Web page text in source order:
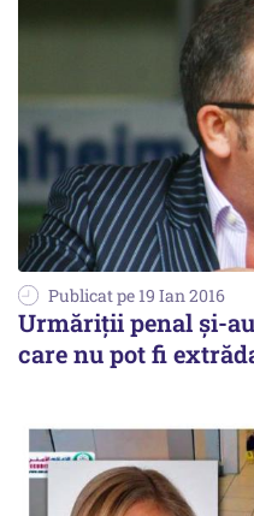
Publicat pe 19 Ian 2016
Urmăriții penal și-
care nu pot fi